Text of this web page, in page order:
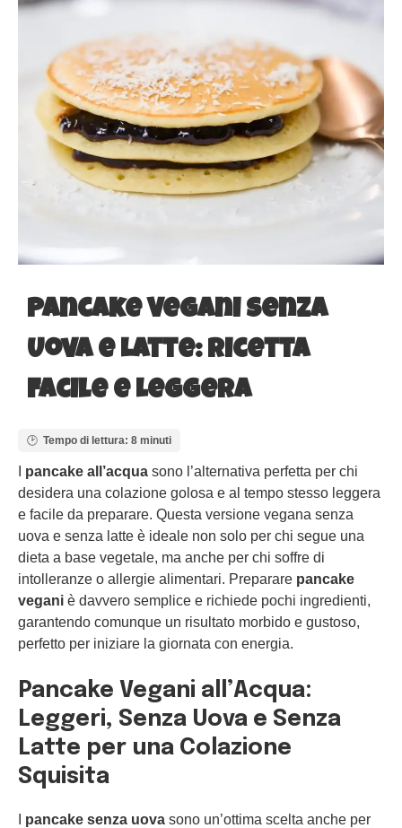
Pancake Vegani Senza
Uova e Latte: Ricetta
Facile e Leggera
Tempo di lettura: 8 minuti
pancake all’acqua sono l’alternativa perfetta per chi
desidera una colazione golosa e al tempo stesso leggera
e facile da preparare. Questa versione vegana senza
uova e senza latte è ideale non solo per chi segue una
dieta a base vegetale, ma anche per chi soffre di
intolleranze o allergie alimentari. Preparare pancake
vegani è davvero semplice e richiede pochi ingredienti,
garantendo comunque un risultato morbido e gustoso,
perfetto per iniziare la giornata con energia.
Pancake Vegani all’Acqua:
Leggeri, Senza Uova e Senza
Latte per una Colazione
Squisita
pancake senza uova sono un’ottima scelta anche per